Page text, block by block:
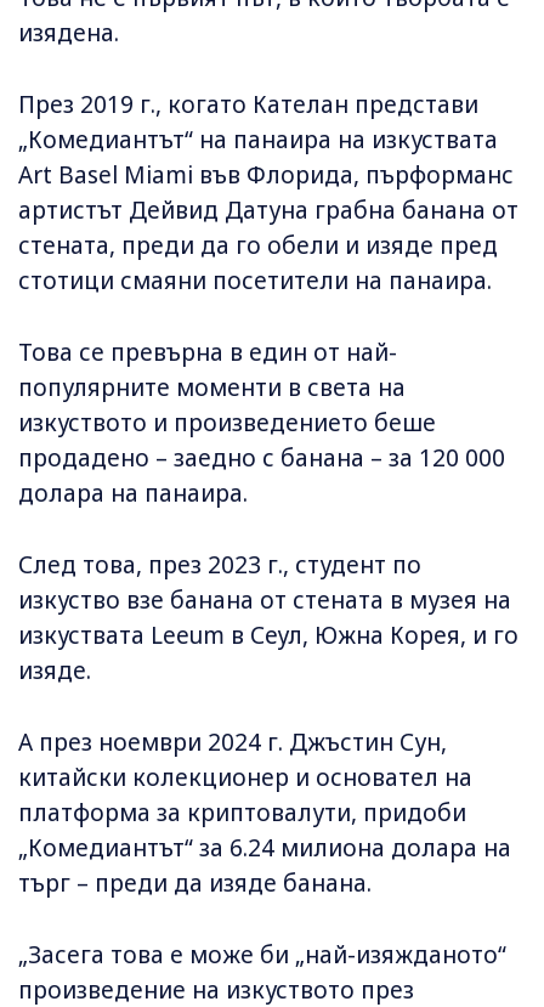
изядена.
През 2019 г., когато Кателан представи
„Комедиантът“ на панаира на изкуствата
Art Basel Miami във Флорида, пърформанс
артистът Дейвид Датуна грабна банана от
стената, преди да го обели и изяде пред
стотици смаяни посетители на панаира.
Това се превърна в един от най-
популярните моменти в света на
изкуството и произведението беше
продадено – заедно с банана – за 120 000
долара на панаира.
След това, през 2023 г., студент по
изкуство взе банана от стената в музея на
изкуствата Leeum в Сеул, Южна Корея, и го
изяде.
А през ноември 2024 г. Джъстин Сун,
китайски колекционер и основател на
платформа за криптовалути, придоби
„Комедиантът“ за 6.24 милиона долара на
търг – преди да изяде банана.
„Засега това е може би „най-изяжданото“
произведение на изкуството през